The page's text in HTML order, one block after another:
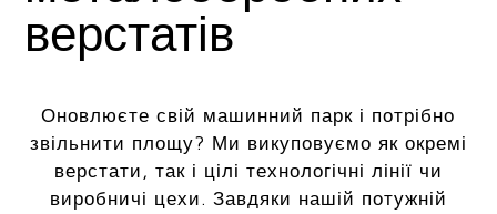
верстатів
Оновлюєте свій машинний парк і потрібно
звільнити площу? Ми викуповуємо як окремі
верстати, так і цілі технологічні лінії чи
виробничі цехи. Завдяки нашій потужній